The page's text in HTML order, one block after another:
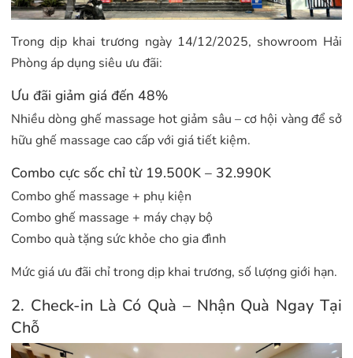
Trong dịp khai trương ngày 14/12/2025, showroom Hải
Phòng áp dụng siêu ưu đãi:
Ưu đãi giảm giá đến 48%
Nhiều dòng ghế massage hot giảm sâu – cơ hội vàng để sở
hữu ghế massage cao cấp với giá tiết kiệm.
Combo cực sốc chỉ từ 19.500K – 32.990K
Combo ghế massage + phụ kiện
Combo ghế massage + máy chạy bộ
Combo quà tặng sức khỏe cho gia đình
Mức giá ưu đãi chỉ trong dịp khai trương, số lượng giới hạn.
2. Check-in Là Có Quà – Nhận Quà Ngay Tại
Chỗ